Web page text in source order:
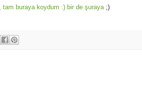
tam buraya koydum :) bir de şuraya ;)